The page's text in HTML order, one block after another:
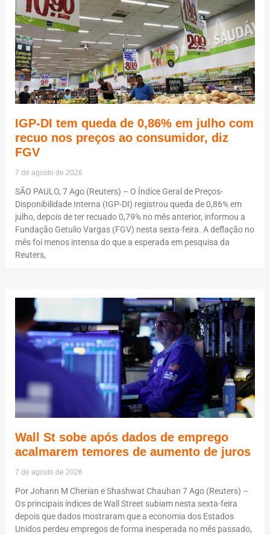
IGP-DI tem queda de 0,86% em julho com
recuo nos preços ao consumidor, diz
FGV
7 de agosto de 2026
SÃO PAULO, 7 Ago (Reuters) – O Índice Geral de Preços-
Disponibilidade Interna (IGP-DI) registrou queda de 0,86% em
julho, depois de ter recuado 0,79% no mês anterior, informou a
Fundação Getulio Vargas (FGV) nesta sexta-feira. A deflação no
mês foi menos intensa do que a esperada em pesquisa da
Reuters,
Wall St sobe após dados de emprego
acalmarem temores de aumento de juros
7 de agosto de 2026
Por Johann M Cherian e Shashwat Chauhan 7 Ago (Reuters) –
Os principais índices de Wall Street subiam nesta sexta-feira
depois que dados mostraram que a economia dos Estados
Unidos perdeu empregos de forma inesperada no mês passado,